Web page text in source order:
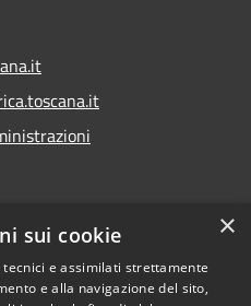
×
sui cookie
e assimilati strettamente
e alla navigazione del sito,